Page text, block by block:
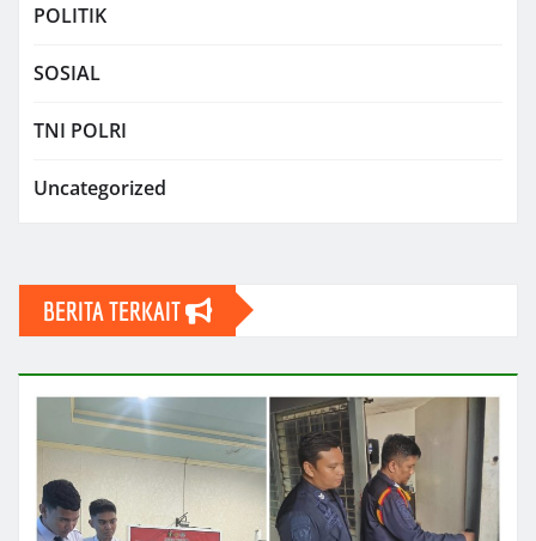
POLITIK
SOSIAL
TNI POLRI
Uncategorized
BERITA TERKAIT